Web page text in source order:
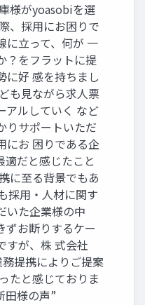
様がyoasobiを選
、採用にお困りで
に立って、何が 一
？をフラットに提
に好 感を持ちまし
も見ながら求人票
アルしていく など
りサポートいただ
にお 困りである企
適だと感じたこと
に至る背景でもあ
採用・人材に関す
いた企業様の中
ずお断りするケー
すが、株 式会社
提携によりご提案
たと感じておりま
田様の声”